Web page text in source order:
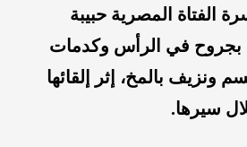
الفتاة المصرية حبيبة
بجروح في الرأس وكدمات
ونزيف بالمخ، إثر إلقائها
سيرها.